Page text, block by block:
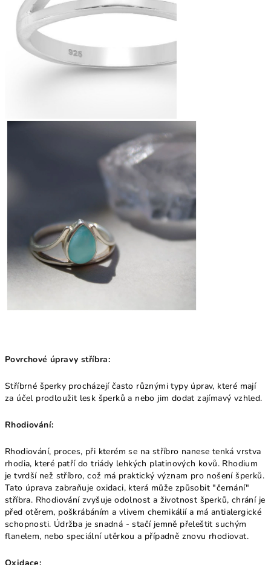
Povrchové úpravy stříbra:
Stříbrné šperky procházejí často různými typy úprav, které mají
za účel prodloužit lesk šperků a nebo jim dodat zajímavý vzhled.
Rhodiování:
Rhodiování, proces, při kterém se na stříbro nanese tenká vrstva
rhodia, které patří do triády lehkých platinových kovů. Rhodium
je tvrdší než stříbro, což má praktický význam pro nošení šperků.
Tato úprava zabraňuje oxidaci, která může způsobit "černání"
stříbra. Rhodiování zvyšuje odolnost a životnost šperků, chrání je
před otěrem, poškrábáním a vlivem chemikálií a má antialergické
schopnosti. Údržba je snadná - stačí jemně přeleštit suchým
flanelem, nebo speciální utěrkou a případně znovu rhodiovat.